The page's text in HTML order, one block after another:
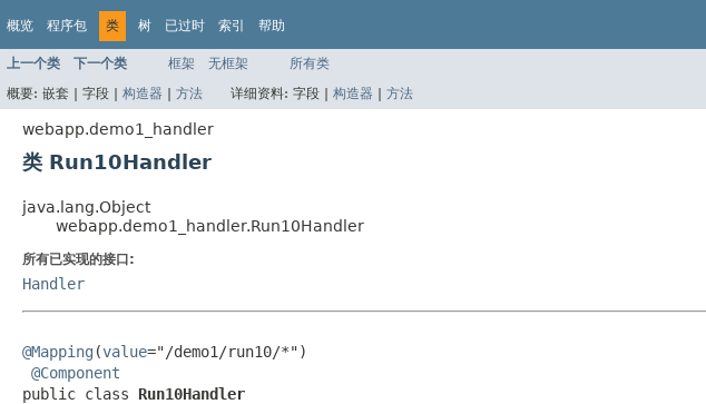
概览 程序包 类 树 已过时 索引 帮助
上一个类 下一个类 框架 无框架
所有类
概要: 嵌套 | 字段 | 构造器 | 方法 详细资料: 字段 | 构造器 | 方法
webapp.demo1_handler
类 Run10Handler
java.lang.Object
webapp.demo1_handler.Run10Handler
所有已实现的接口:
Handler
@Mapping (value="/demo1/run10/*")
@Component
public class Run10Handler